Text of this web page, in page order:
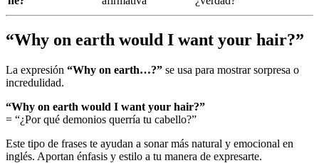
“Why on earth would I want your hair?”
La expresión “Why on earth…?” se usa para mostrar sorpresa o
incredulidad.
“Why on earth would I want your hair?”
= “¿Por qué demonios querría tu cabello?”
Este tipo de frases te ayudan a sonar más natural y emocional en
inglés. Aportan énfasis y estilo a tu manera de expresarte.